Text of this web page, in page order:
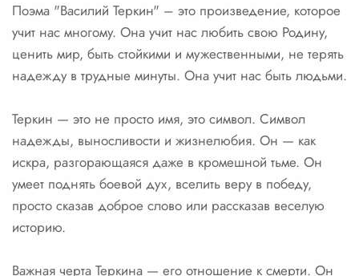
Поэма "Василий Теркин" – это произведение, которое
учит нас многому. Она учит нас любить свою Родину,
ценить мир, быть стойкими и мужественными, не терять
надежду в трудные минуты. Она учит нас быть людьми.
Теркин — это не просто имя, это символ. Символ
надежды, выносливости и жизнелюбия. Он — как
искра, разгорающаяся даже в кромешной тьме. Он
умеет поднять боевой дух, вселить веру в победу,
просто сказав доброе слово или рассказав веселую
историю.
Важная черта Теркина — его отношение к смерти. Он